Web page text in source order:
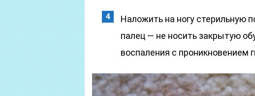
Наложить на ногу стерильную
палец — не носить закрытую
воспаления с проникновением